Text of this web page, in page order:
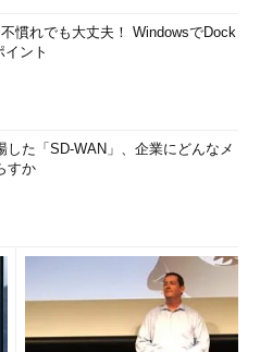
慣れでも大丈夫！ WindowsでDock
イント
した「SD-WAN」、企業にどんなメ
すか